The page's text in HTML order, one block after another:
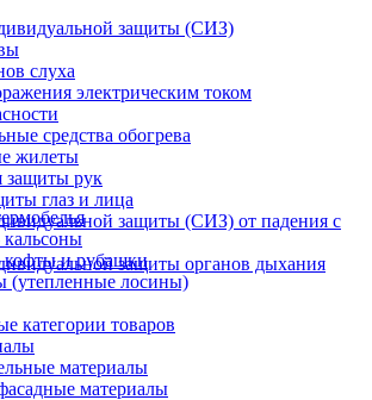
защиты (СИЗ)
слуха
электрическим током
средства обогрева
жилеты
защиты рук
глаз и лица
защиты (СИЗ) от падения с
защиты органов дыхания
кальсоны
кофты и рубашки
(утепленные лосины)
категории товаров
материалы
материалы